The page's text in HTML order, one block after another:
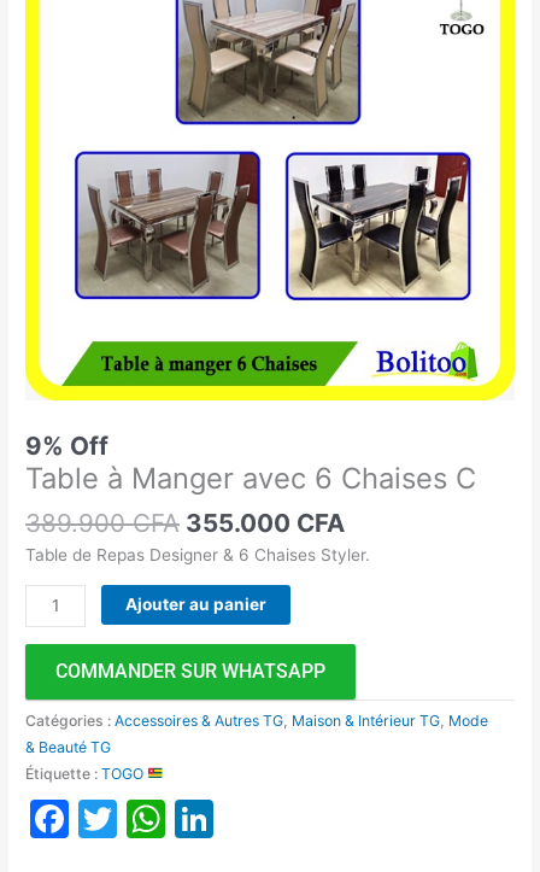
9% Off
Table à Manger avec 6 Chaises C
389.900CFA
389.900 CFA.
355.000 CFA
355.000 CFA.
Table de Repas Designer & 6 Chaises Styler.
Ajouter au panier
COMMANDER SUR WHATSAPP
Catégories :Accessoires & Autres TG Maison & Intérieur TG Mode
& Beauté TG
Étiquette :TOGO
Facebook
TwitterWhatsApp